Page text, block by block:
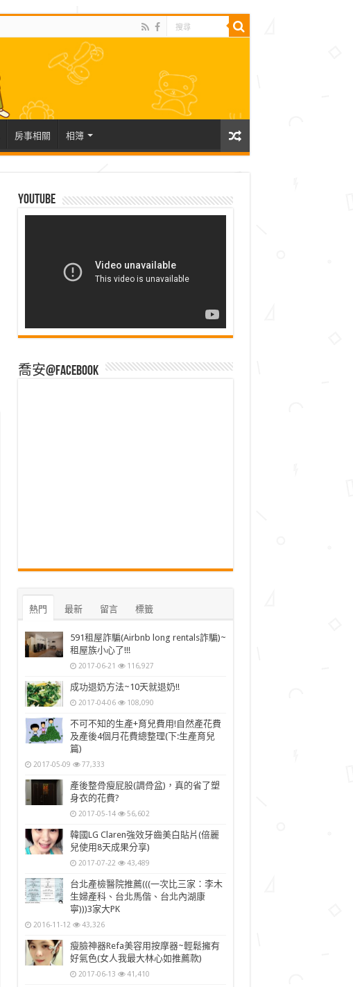
房事相關 相簿
Youtube
喬安@Facebook
熱門 最新 留言 標籤
591租屋詐騙(Airbnb long rentals詐騙)~
租屋族小心了!!!
2017-06-21 116,927
成功退奶方法~10天就退奶!!
2017-04-06 108,090
不可不知的生產+育兒費用!自然產花費
及產後4個月花費總整理(下:生產育兒
篇)
2017-05-09 77,333
產後整骨瘦屁股(調骨盆)，真的省了塑
身衣的花費?
2017-05-14 56,602
韓國LG Claren強效牙齒美白貼片(倍麗
兒使用8天成果分享)
2017-07-22 43,489
台北產檢醫院推薦(((一次比三家：李木
生婦產科、台北馬偕、台北內湖康
寧)))3家大PK
2016-11-12 43,326
瘦臉神器Refa美容用按摩器~輕鬆擁有
好氣色(女人我最大林心如推薦款)
2017-06-13 41,410